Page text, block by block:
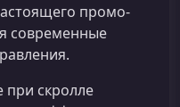
промо-
современные
при скролле